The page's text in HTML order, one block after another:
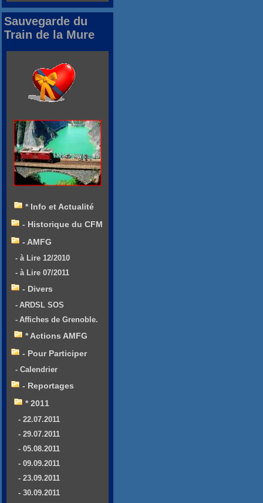
Sauvegarde du
Train de la Mure
* Info et Actualité
- Historique du CFM
- AMFG
- à Lire 12/2010
- à Lire 07/2011
- Divers
- ARDSL SOS
- Affiches de Grenoble.
* Actions AMFG
- Pour Participer
- Calendrier
- Reportages
* 2011
- 22.07.2011
- 29.07.2011
- 05.08.2011
- 09.09.2011
- 23.09.2011
- 30.09.2011